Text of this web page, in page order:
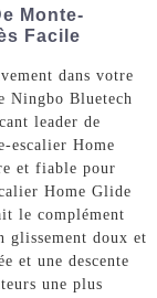
Monte-
Facile
dans votre
Ningbo Bluetech
leader de
escalier Home
et fiable pour
Home Glide
le complément
glissement doux et
et une descente
une plus